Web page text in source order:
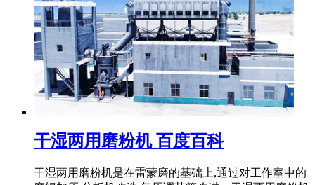
干湿两用磨粉机 百度百科
干湿两用磨粉机是在雷蒙磨的基础上,通过对工作室中的